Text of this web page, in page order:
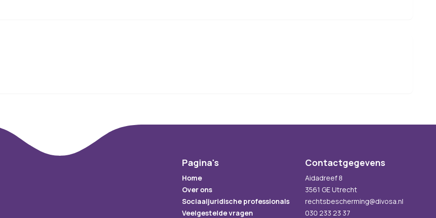
Pagina's
Home
Over ons
Sociaaljuridische professionals
Veelgestelde vragen
Contactgegevens
Aidadreef 8
3561 GE Utrecht
rechtsbescherming@divosa.nl
030 233 23 37